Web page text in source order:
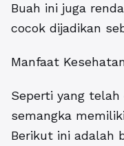
Buah ini juga
cocok dijadikan
Manfaat
Seperti yang
semangka
Berikut ini adalah